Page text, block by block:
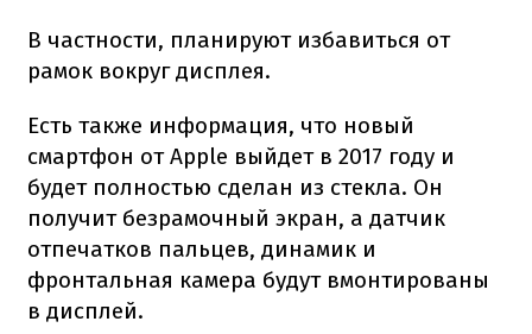
В частности, планируют избавиться от
рамок вокруг дисплея.
Есть также информация, что новый
смартфон от Apple выйдет в 2017 году и
будет полностью сделан из стекла. Он
получит безрамочный экран, а датчик
отпечатков пальцев, динамик и
фронтальная камера будут вмонтированы
в дисплей.